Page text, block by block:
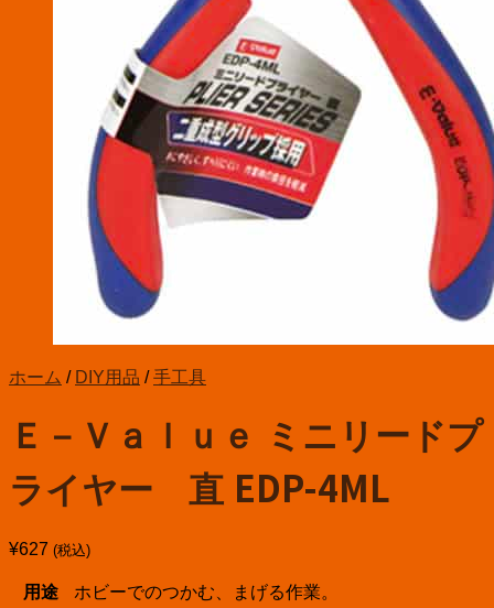
ホーム / DIY用品 / 手工具
Ｅ－Ｖａｌｕｅ ミニリードプ
ライヤー 直 EDP-4ML
¥627 (税込)
用途
ホビーでのつかむ、まげる作業。